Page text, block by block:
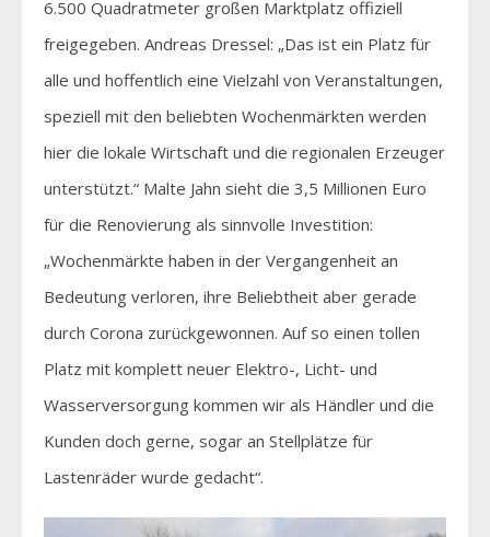
6.500 Quadratmeter großen Marktplatz offiziell
freigegeben. Andreas Dressel: „Das ist ein Platz für
alle und hoffentlich eine Vielzahl von Veranstaltungen,
speziell mit den beliebten Wochenmärkten werden
hier die lokale Wirtschaft und die regionalen Erzeuger
unterstützt.“ Malte Jahn sieht die 3,5 Millionen Euro
für die Renovierung als sinnvolle Investition:
„Wochenmärkte haben in der Vergangenheit an
Bedeutung verloren, ihre Beliebtheit aber gerade
durch Corona zurückgewonnen. Auf so einen tollen
Platz mit komplett neuer Elektro-, Licht- und
Wasserversorgung kommen wir als Händler und die
Kunden doch gerne, sogar an Stellplätze für
Lastenräder wurde gedacht“.